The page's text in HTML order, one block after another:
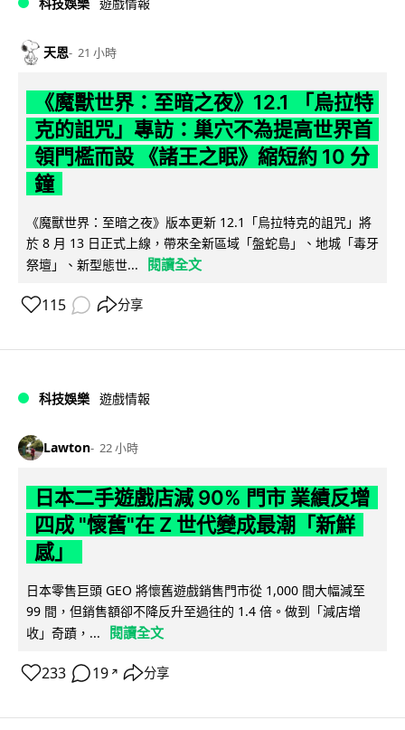
天恩 21 小時
《魔獸世界：至暗之夜》12.1 「烏拉特
克的詛咒」專訪：巢穴不為提高世界首
領門檻而設 《諸王之眠》縮短約 10 分
鐘
《魔獸世界：至暗之夜》版本更新 12.1「烏拉特克的詛咒」將
於 8 月 13 日正式上線，帶來全新區域「盤蛇島」、地城「毒牙
祭壇」、新型態世...
閱讀全文
115 分享
科技娛樂 遊戲情報
Lawton 22 小時
日本二手遊戲店減 90% 門市 業績反增
四成 "懷舊"在 Z 世代變成最潮「新鮮
感」
日本零售巨頭 GEO 將懷舊遊戲銷售門市從 1,000 間大幅減至
99 間，但銷售額卻不降反升至過往的 1.4 倍。做到「減店增
收」奇蹟，...
閱讀全文
233 19 ↗ 分享